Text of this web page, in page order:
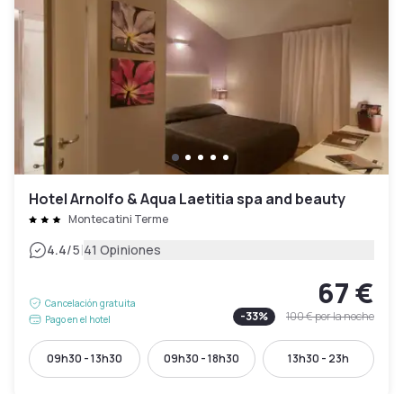
Hotel Arnolfo & Aqua Laetitia spa and beauty
Montecatini Terme
4.4/5|41 Opiniones
Cancelación gratuita
Pago en el hotel
67 €
-33% 100 €por la noche
09h30 - 13h30 09h30 - 18h30 13h30 - 23h